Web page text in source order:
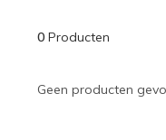
0Producten
Geen producten